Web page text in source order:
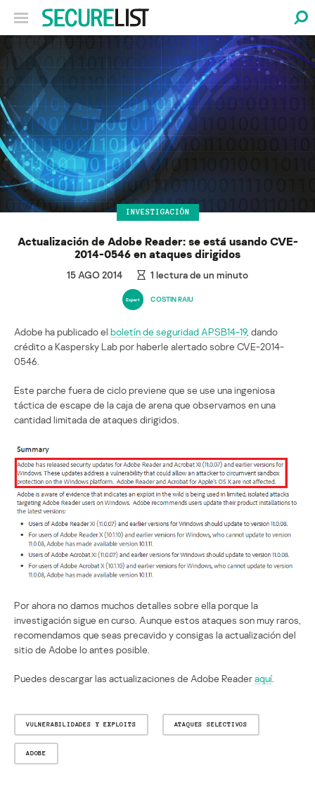
INVESTIGACIÓN
Actualización de Adobe Reader: se está usando CVE-
2014-0546 en ataques dirigidos
15 AGO 2014 1 lectura de un minuto
COSTIN RAIU
Adobe ha publicado el boletín de seguridad APSB14-19, dando
crédito a Kaspersky Lab por haberle alertado sobre CVE-2014-
0546.
Este parche fuera de ciclo previene que se use una ingeniosa
táctica de escape de la caja de arena que observamos en una
cantidad limitada de ataques dirigidos.
Por ahora no damos muchos detalles sobre ella porque la
investigación sigue en curso. Aunque estos ataques son muy raros,
recomendamos que seas precavido y consigas la actualización del
sitio de Adobe lo antes posible.
Puedes descargar las actualizaciones de Adobe Readeraquí.
VULNERABILIDADES Y EXPLOITS ATAQUES SELECTIVOS
ADOBE